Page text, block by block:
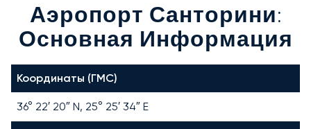
Аэропорт Санторини:
Основная Информация
Координаты (ГМС)
36° 22′ 20″ N, 25° 25′ 34″ E